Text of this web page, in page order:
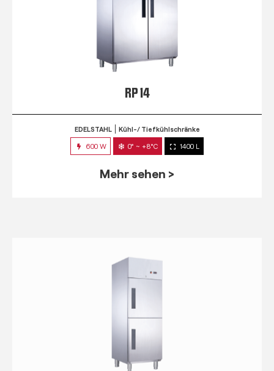
RP 14
EDELSTAHL Kühl-/ Tiefkühlschränke
600 W 0° ~ +8°C 1400 L
Mehr sehen >
RPM 7